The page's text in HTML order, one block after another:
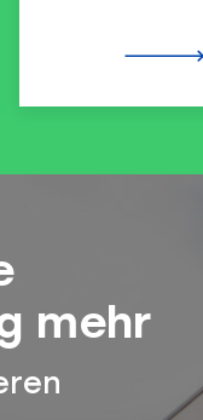
mehr